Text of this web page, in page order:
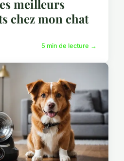
meilleurs
chez mon chat
5 min de lecture →